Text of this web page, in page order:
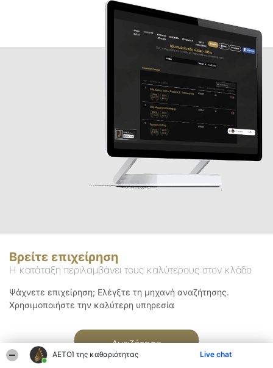
ΑΕΤΟΊ της καθαριότητας Live chat
Βρείτε επιχείρηση
Η κατάταξη περιλαμβάνει τους καλύτερους στον κλάδο
Ψάχνετε επιχείρηση; Ελέγξτε τη μηχανή αναζήτησης.
Χρησιμοποιήστε την καλύτερη υπηρεσία
Αναζήτηση